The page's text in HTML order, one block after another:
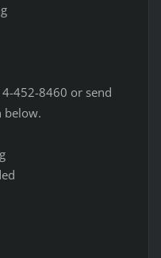
452-8460 or send
below.